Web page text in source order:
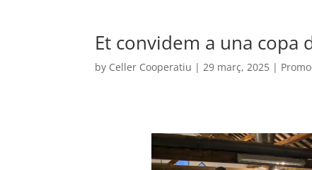
Et convidem a una copa
by Celler Cooperatiu |29 març, 2025 |